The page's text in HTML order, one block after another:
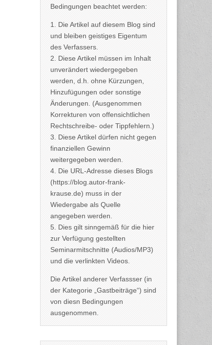
Bedingungen beachtet werden:
1. Die Artikel auf diesem Blog sind
und bleiben geistiges Eigentum
des Verfassers.
2. Diese Artikel müssen im Inhalt
unverändert wiedergegeben
werden, d.h. ohne Kürzungen,
Hinzufügungen oder sonstige
Änderungen. (Ausgenommen
Korrekturen von offensichtlichen
Rechtschreibe- oder Tippfehlern.)
3. Diese Artikel dürfen nicht gegen
finanziellen Gewinn
weitergegeben werden.
4. Die URL-Adresse dieses Blogs
(https://blog.autor-frank-
krause.de) muss in der
Wiedergabe als Quelle
angegeben werden.
5. Dies gilt sinngemäß für die hier
zur Verfügung gestellten
Seminarmitschnitte (Audios/MP3)
und die verlinkten Videos.
Die Artikel anderer Verfassser (in
der Kategorie „Gastbeiträge“) sind
von diesn Bedingungen
ausgenommen.